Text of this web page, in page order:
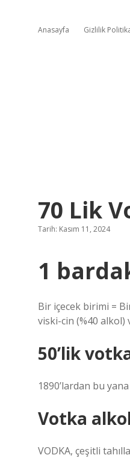
Anasayfa Gizlilik
70 Lik
Tarih: Kasım 11, 2024
1
Bir içecek birimi =
viski-cin (%40 alkol)
50’lik
1890’lardan bu
Votka
VODKA, çeşitli